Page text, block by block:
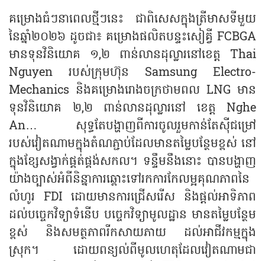
គម្រោងធំៗ​នាពេល​ថ្មីៗនេះ ជាពិសេសក្នុងត្រីមាសទីមួយ
នៃឆ្នាំ២០២៦​ ដូចជា៖ គម្រោងផលិតបន្ទះសៀគ្វី FCBGA
មាន​ទុន​វិនិយោគ ១,២​ ពាន់លានដុល្លារ​នៅខេត្ត​ Thai
Nguyen របស់ក្រុម​ហ៊ុន​ Samsung Electro-
Mechanics និងគម្រោងរោ​ងចក្រថាមពល LNG មាន​
ទុន​វិនិយោគ ២,២ ពាន់លានដុល្លារនៅ ខេត្ត Nghe
An… សុទ្ធតែបង្ហាញពីការចូ​លរួម​កា​ន់តែស៊ីជម្រៅ
របស់វៀតណាមក្នុងតំណភ្ជាប់ដែលមានតម្លៃបន្ថែមខ្ពស់ នៅ
ក្នុងខ្សែសង្វាក់ផ្គត់ផ្គង់សកល។ ទន្ទឹមនឹងនោះ បាន​បង្ហាញ
យ៉ាងច្បាស់អំពីនិន្នាការឆ្ពោះទៅរក​ការកែលម្អគុណភាពនៃ
លំហូរ FDI ដោយមានការ​ជ្រើសរើស និងផ្តល់អាទិភាព
ដល់បច្ចេកវិទ្យាទំនើប បច្ចេកវិទ្យាមូលដ្ឋាន មានតម្លៃបន្ថែម
ខ្ពស់ និងសមត្ថភាពរីកសាយភាយ ដល់​អាជីវកម្មក្នុង
ស្រុក។ ដោយពន្យល់ពីមូលហេតុដែលវៀតណាមជា